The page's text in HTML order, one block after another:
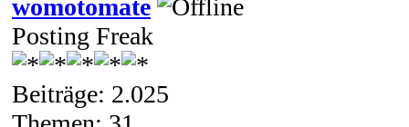
womotomate
Posting Freak
Beiträge: 2.025